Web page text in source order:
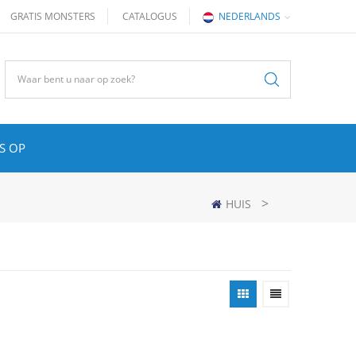
NEDERLANDS
GRATIS MONSTERS CATALOGUS
OP
HUIS >